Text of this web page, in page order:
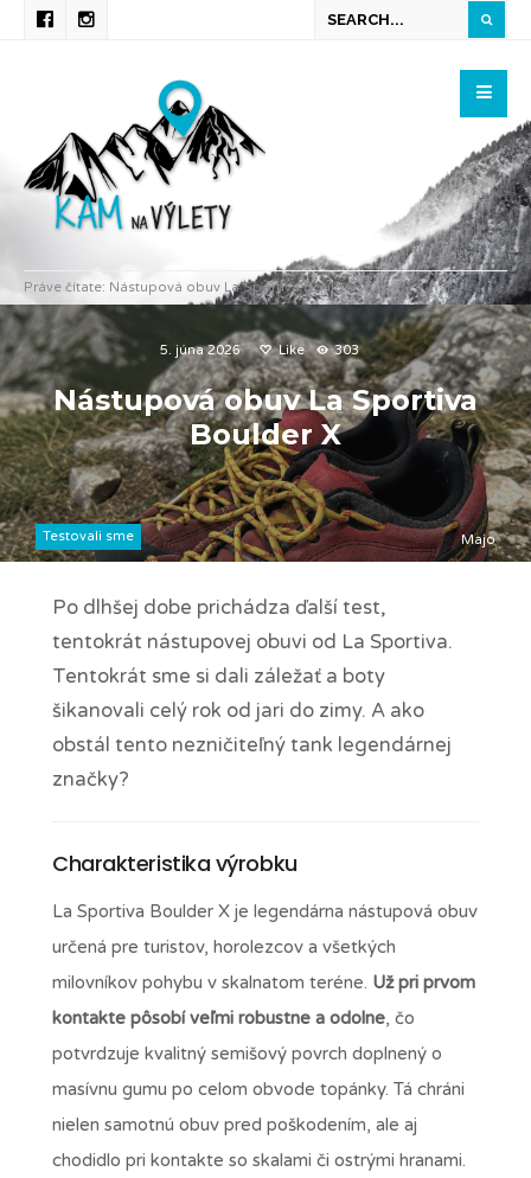
Práve čítate: Nástupová obuv La Sportiva Boulder X
5. júna 2026 Like 303
Majo
Nástupová obuv La Sportiva
Boulder X
Testovali sme
Po dlhšej dobe prichádza ďalší test,
tentokrát nástupovej obuvi od La Sportiva.
Tentokrát sme si dali záležať a boty
šikanovali celý rok od jari do zimy. A ako
obstál tento nezničiteľný tank legendárnej
značky?
Charakteristika výrobku
La Sportiva Boulder X je legendárna nástupová obuv
určená pre turistov, horolezcov a všetkých
milovníkov pohybu v skalnatom teréne. Už pri prvom
kontakte pôsobí veľmi robustne a odolne, čo
potvrdzuje kvalitný semišový povrch doplnený o
masívnu gumu po celom obvode topánky. Tá chráni
nielen samotnú obuv pred poškodením, ale aj
chodidlo pri kontakte so skalami či ostrými hranami.